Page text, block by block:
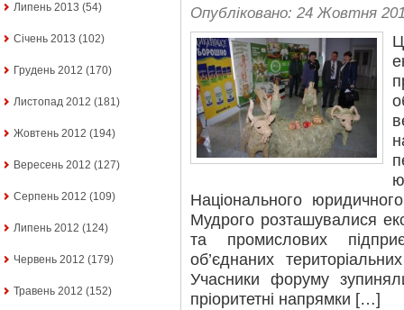
Липень 2013 (54)
Січень 2013 (102)
Грудень 2012 (170)
Листопад 2012 (181)
Жовтень 2012 (194)
Вересень 2012 (127)
Серпень 2012 (109)
Липень 2012 (124)
Червень 2012 (179)
Травень 2012 (152)
Опубліковано: 24 Жовтня
Національного
Мудрого розташувалися
та промислових
об’єднаних
Учасники форуму
пріоритетні напрямки […]